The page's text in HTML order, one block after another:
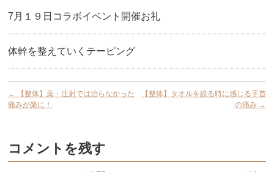
7月１９日コラボイベント開催お礼
体幹を整えていくテーピング
←
【整体】薬・注射では治らなかった
痛みが楽に！
【整体】タオルを絞る時に感じる手首
の痛み →
コメントを残す